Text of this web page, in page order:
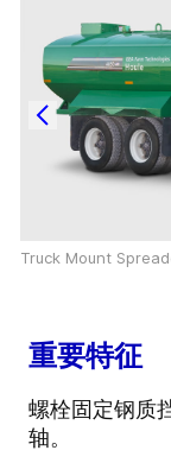
Truck Mount
重要特征
螺栓固定钢质
轴。